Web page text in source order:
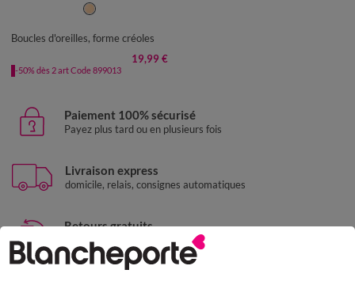
TU
Boucles d'oreilles, forme créoles
19,99 €
-50% dès 2 art Code 899013
Paiement 100% sécurisé
Payez plus tard ou en plusieurs fois
Livraison express
domicile, relais, consignes automatiques
Retours gratuits
sous 30 jours avec Mondial Relay uniquement